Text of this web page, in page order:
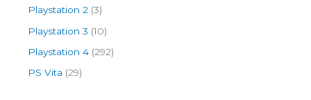
Playstation 2 (3)
Playstation 3 (10)
Playstation 4 (292)
PS Vita (29)